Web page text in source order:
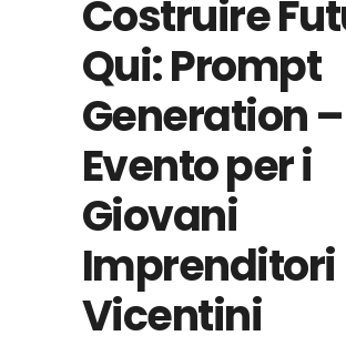
Costruire
Qui: Prompt
Generation
Evento per i
Giovani
Imprenditori
Vicentini